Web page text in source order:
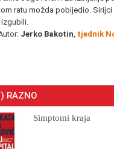
ratu možda pobijedio. Sirijci
Jerko Bakotin tjednik
RAZNO
Simptomi kraja